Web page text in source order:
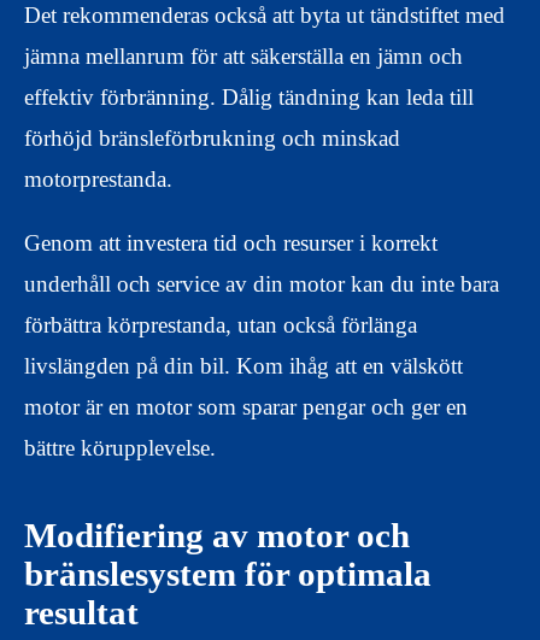
Det rekommenderas också att byta ut tändstiftet med
jämna mellanrum för att säkerställa en jämn och
effektiv förbränning. Dålig tändning kan leda till
förhöjd bränsleförbrukning och minskad
motorprestanda.
Genom att investera tid och resurser i korrekt
underhåll och service av din motor kan du inte bara
förbättra körprestanda, utan också förlänga
livslängden på din bil. Kom ihåg att en välskött
motor är en motor som sparar pengar och ger en
bättre körupplevelse.
Modifiering av motor och
bränslesystem för optimala
resultat